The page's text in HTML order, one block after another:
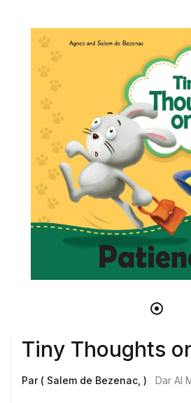
Tiny Thoughts
Par ( Salem de Bezenac, ) Dar Al